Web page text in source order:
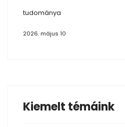
tudománya
2026. május 10
Kiemelt témáink